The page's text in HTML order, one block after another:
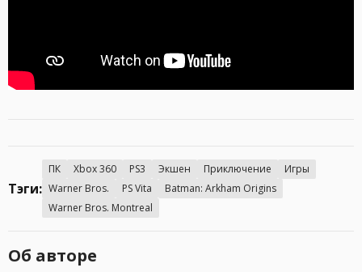
Тэги:
ПК Xbox 360 PS3 Экшен Приключение
Игры
Warner Bros.
PS Vita
Batman: Arkham Origins
Warner Bros. Montreal
Об авторе